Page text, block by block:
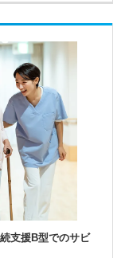
支援B型でのサビ